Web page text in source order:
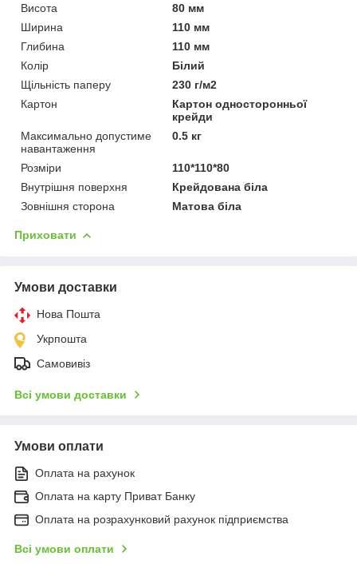
Висота
80 мм
Ширина
110 мм
Глибина
110 мм
Колір
Білий
Щільність паперу
230 г/м2
Картон
Картон односторонньої
крейди
Максимально допустиме
навантаження
0.5 кг
Розміри
110*110*80
Внутрішня поверхня
Крейдована біла
Зовнішня сторона
Матова біла
Приховати
Умови доставки
Нова Пошта
Укрпошта
Самовивіз
Всі умови доставки
Умови оплати
Оплата на рахунок
Оплата на карту Приват Банку
Оплата на розрахунковий рахунок підприємства
Всі умови оплати